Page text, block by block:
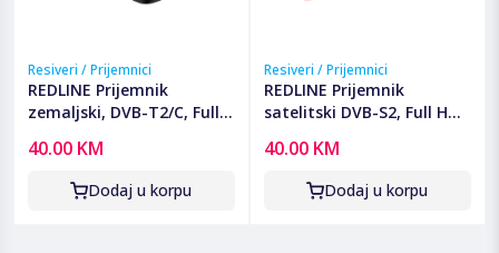
Resiveri / Prijemnici
REDLINE Prijemnik
zemaljski, DVB-T2/C, Full
T30
40.00 KM
Dodaj u korpu
Resiveri / Prijemnici
REDLINE Prijemnik
satelitski DVB-S2, Full HD,
40.00 KM
Dodaj u korpu